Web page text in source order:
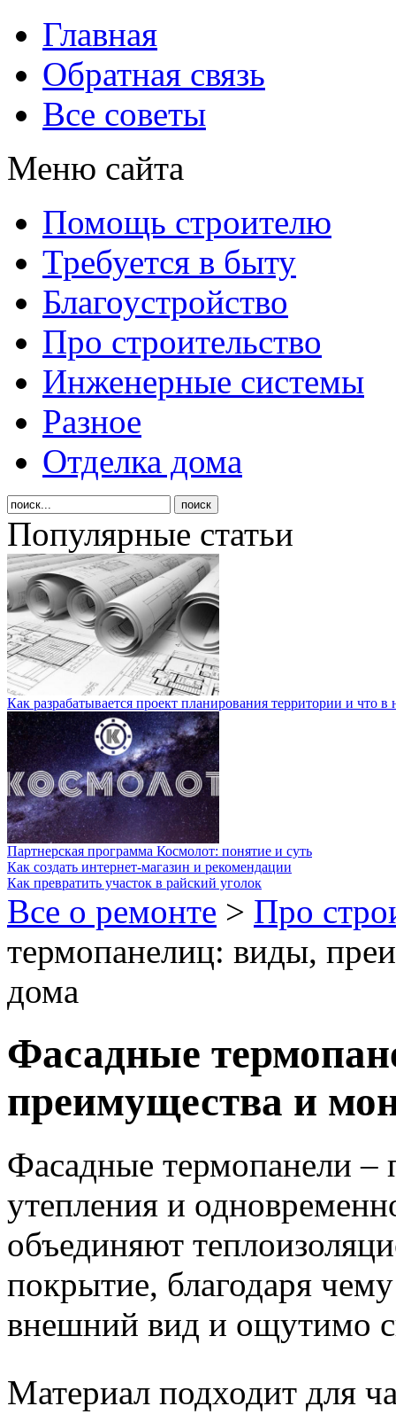
Главная
Обратная связь
Все советы
Меню сайта
Помощь строителю
Требуется в быту
Благоустройство
Про строительство
Инженерные системы
Разное
Отделка дома
Популярные статьи
Как разрабатывается проект планирования территории и что в
Партнерская программа Космолот: понятие и суть
Как создать интернет-магазин и рекомендации
Как превратить участок в райский уголок
Все о ремонте > Про
термопанелиц: виды,
дома
Фасадные
преимущества и
Фасадные термопанели –
утепления и
объединяют
покрытие, благодаря
внешний вид и ощутимо
Материал подходит для